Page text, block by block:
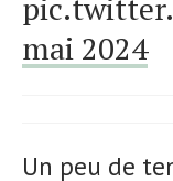
mai 2024
Un peu de